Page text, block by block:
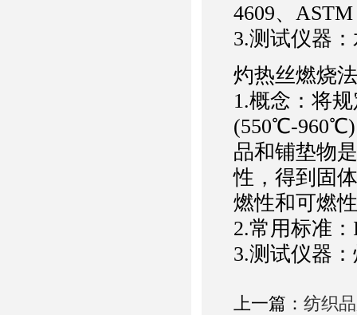
4609、
3.测试仪器
灼热丝燃烧
1.概念：将
(550℃-
品和铺垫物
性，得到固
燃性和可燃
2.常用标准：
3.测试仪器
上一篇： 纺织